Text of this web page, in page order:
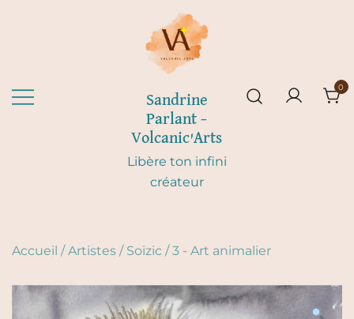
Sandrine
Parlant –
Volcanic'Arts
Libère ton infini
créateur
0
Accueil /Artistes / Soizic /3 - Art animalier